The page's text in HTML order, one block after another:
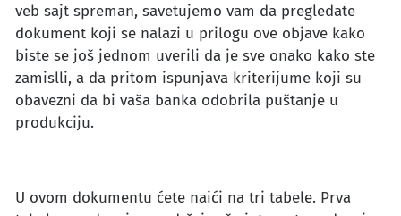
veb sajt spreman, savetujemo vam da pregledate
dokument koji se nalazi u prilogu ove objave kako
biste se još jednom uverili da je sve onako kako ste
zamislli, a da pritom ispunjava kriterijume koji su
obavezni da bi vaša banka odobrila puštanje u
produkciju.
U ovom dokumentu ćete naići na tri tabele. Prva